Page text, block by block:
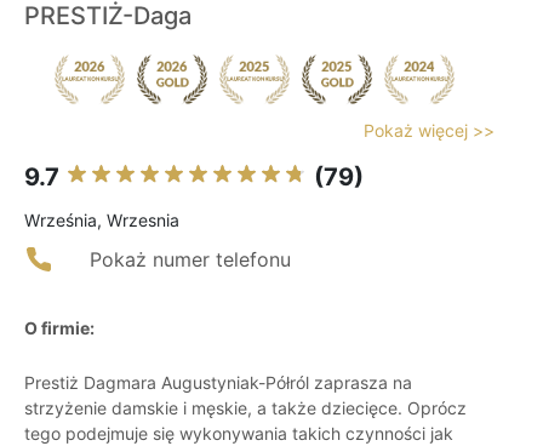
PRESTIŻ-Daga
Pokaż więcej >>
9.7 (79)
Września, Wrzesnia
Pokaż numer telefonu
O firmie:
Prestiż Dagmara Augustyniak-Półról zaprasza na
strzyżenie damskie i męskie, a także dziecięce. Oprócz
tego podejmuje się wykonywania takich czynności jak